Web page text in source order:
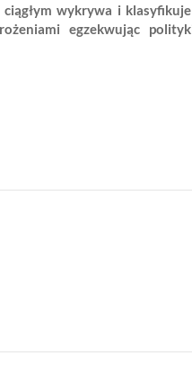
wykrywa i
egzekwując